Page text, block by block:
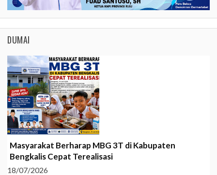
DUMAI
Masyarakat Berharap MBG 3T di Kabupaten
Bengkalis Cepat Terealisasi
18/07/2026